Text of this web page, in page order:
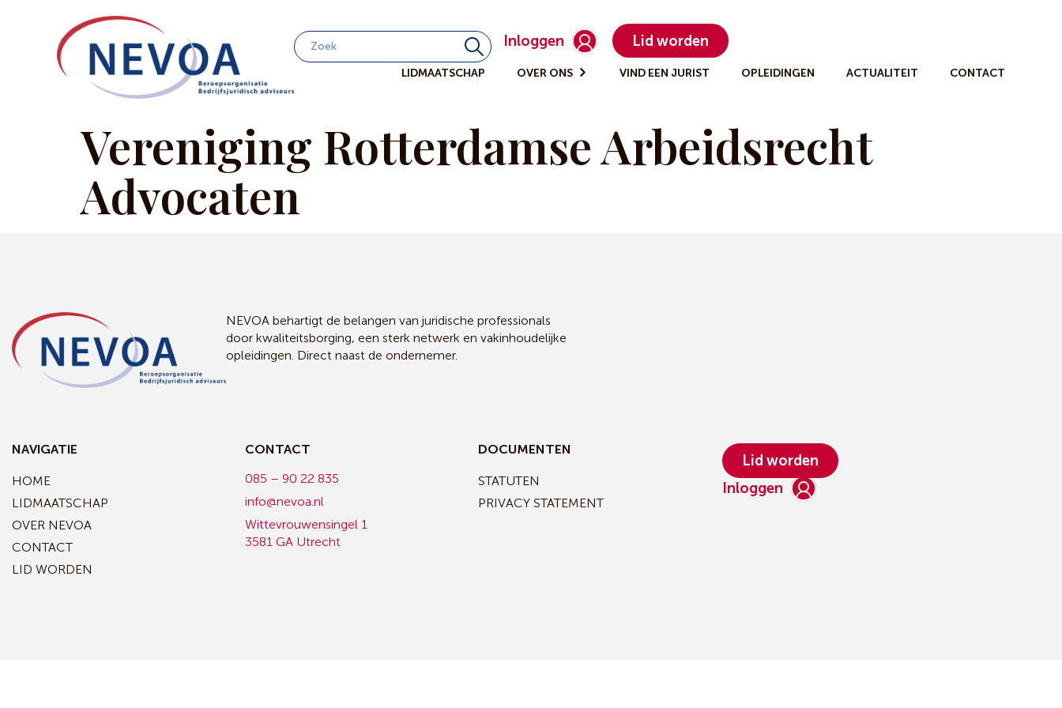
Inloggen Lid worden
LIDMAATSCHAP OVER ONS VIND EEN JURIST OPLEIDINGEN ACTUALITEIT CONTACT
Vereniging Rotterdamse Arbeidsrecht
Advocaten
NEVOA behartigt de belangen van juridische professionals
door kwaliteitsborging, een sterk netwerk en vakinhoudelijke
opleidingen. Direct naast de ondernemer.
NAVIGATIE
HOME
LIDMAATSCHAP
OVER NEVOA
CONTACT
LID WORDEN
CONTACT
085 – 90 22 835
info@nevoa.nl
Wittevrouwensingel 1
3581 GA Utrecht
DOCUMENTEN
STATUTEN
PRIVACY STATEMENT
Inloggen
Lid worden